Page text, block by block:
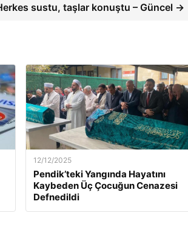
sustu, taşlar konuştu – Güncel →
12/12/2025
Pendik’teki Yangında Hayatını
Kaybeden Üç Çocuğun Cenazesi
Defnedildi